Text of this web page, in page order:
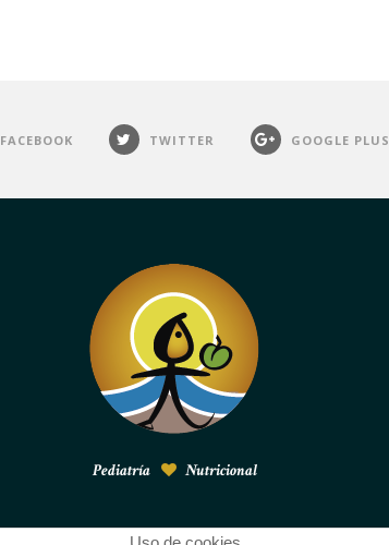
FACEBOOK TWITTER GOOGLE PLUS
Pediatría Nutricional